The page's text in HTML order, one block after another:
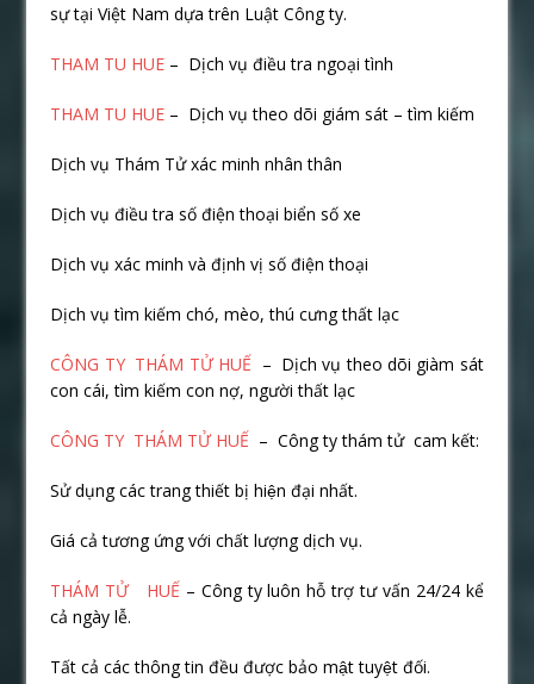
sự tại Việt Nam dựa trên Luật Công ty.
THAM TU HUE – Dịch vụ điều tra ngoại tình
THAM TU HUE – Dịch vụ theo dõi giám sát – tìm kiếm
Dịch vụ Thám Tử xác minh nhân thân
Dịch vụ điều tra số điện thoại biển số xe
Dịch vụ xác minh và định vị số điện thoại
Dịch vụ tìm kiếm chó, mèo, thú cưng thất lạc
CÔNG TY THÁM TỬ HUẾ – Dịch vụ theo dõi giàm sát
con cái, tìm kiếm con nợ, người thất lạc
CÔNG TY THÁM TỬ HUẾ – Công ty thám tử cam kết:
Sử dụng các trang thiết bị hiện đại nhất.
Giá cả tương ứng với chất lượng dịch vụ.
THÁM TỬ HUẾ – Công ty luôn hỗ trợ tư vấn 24/24 kể
cả ngày lễ.
Tất cả các thông tin đều được bảo mật tuyệt đối.